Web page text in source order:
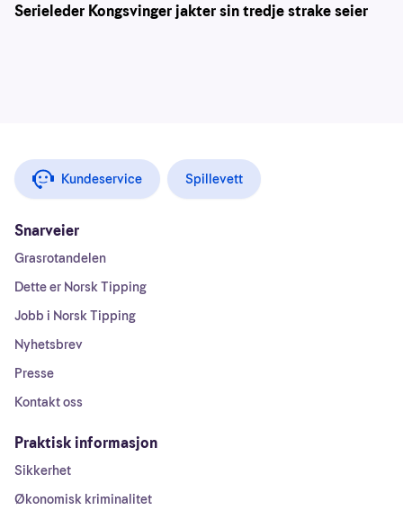
Serieleder Kongsvinger jakter sin tredje strake seier
Kundeservice Spillevett
Snarveier
Grasrotandelen
Dette er Norsk Tipping
Jobb i Norsk Tipping
Nyhetsbrev
Presse
Kontakt oss
Praktisk informasjon
Sikkerhet
Økonomisk kriminalitet